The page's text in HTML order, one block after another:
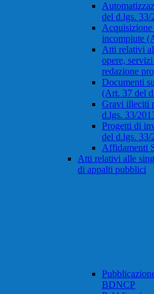
del d.lgs. 33/
Acquisizione
incompiute
Atti relativi
opere,
redazione
Documenti
(Art. 37 del
Gravi illeciti
d.lgs. 33/
Progetti di
del d.lgs. 33/
Affidamenti
Atti relativi alle
di appalti pubblici
BDNCP